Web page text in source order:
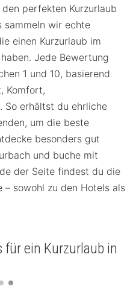
perfekten Kurzurlaub
sammeln wir echte
einen Kurzurlaub im
Jede Bewertung
1 und 10, basierend
Komfort,
So erhältst du ehrliche
um die beste
besonders gut
und buche mit
der Seite findest du die
– sowohl zu den Hotels als
für ein Kurzurlaub in